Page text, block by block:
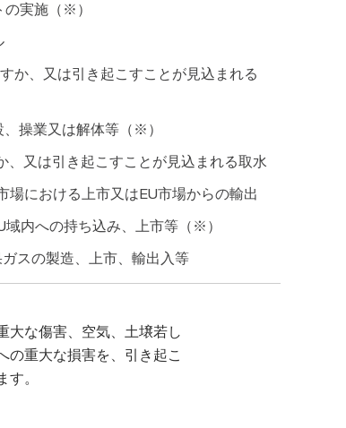
の実施（※）
か、又は引き起こすことが見込まれる
操業又は解体等（※）
、又は引き起こすことが見込まれる取水
場における上市又はEU市場からの輸出
内への持ち込み、上市等（※）
スの製造、上市、輸出入等
大な傷害、空気、土壌若し
の重大な損害を、引き起こ
。